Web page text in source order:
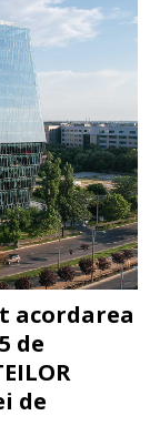
acordarea
de
de